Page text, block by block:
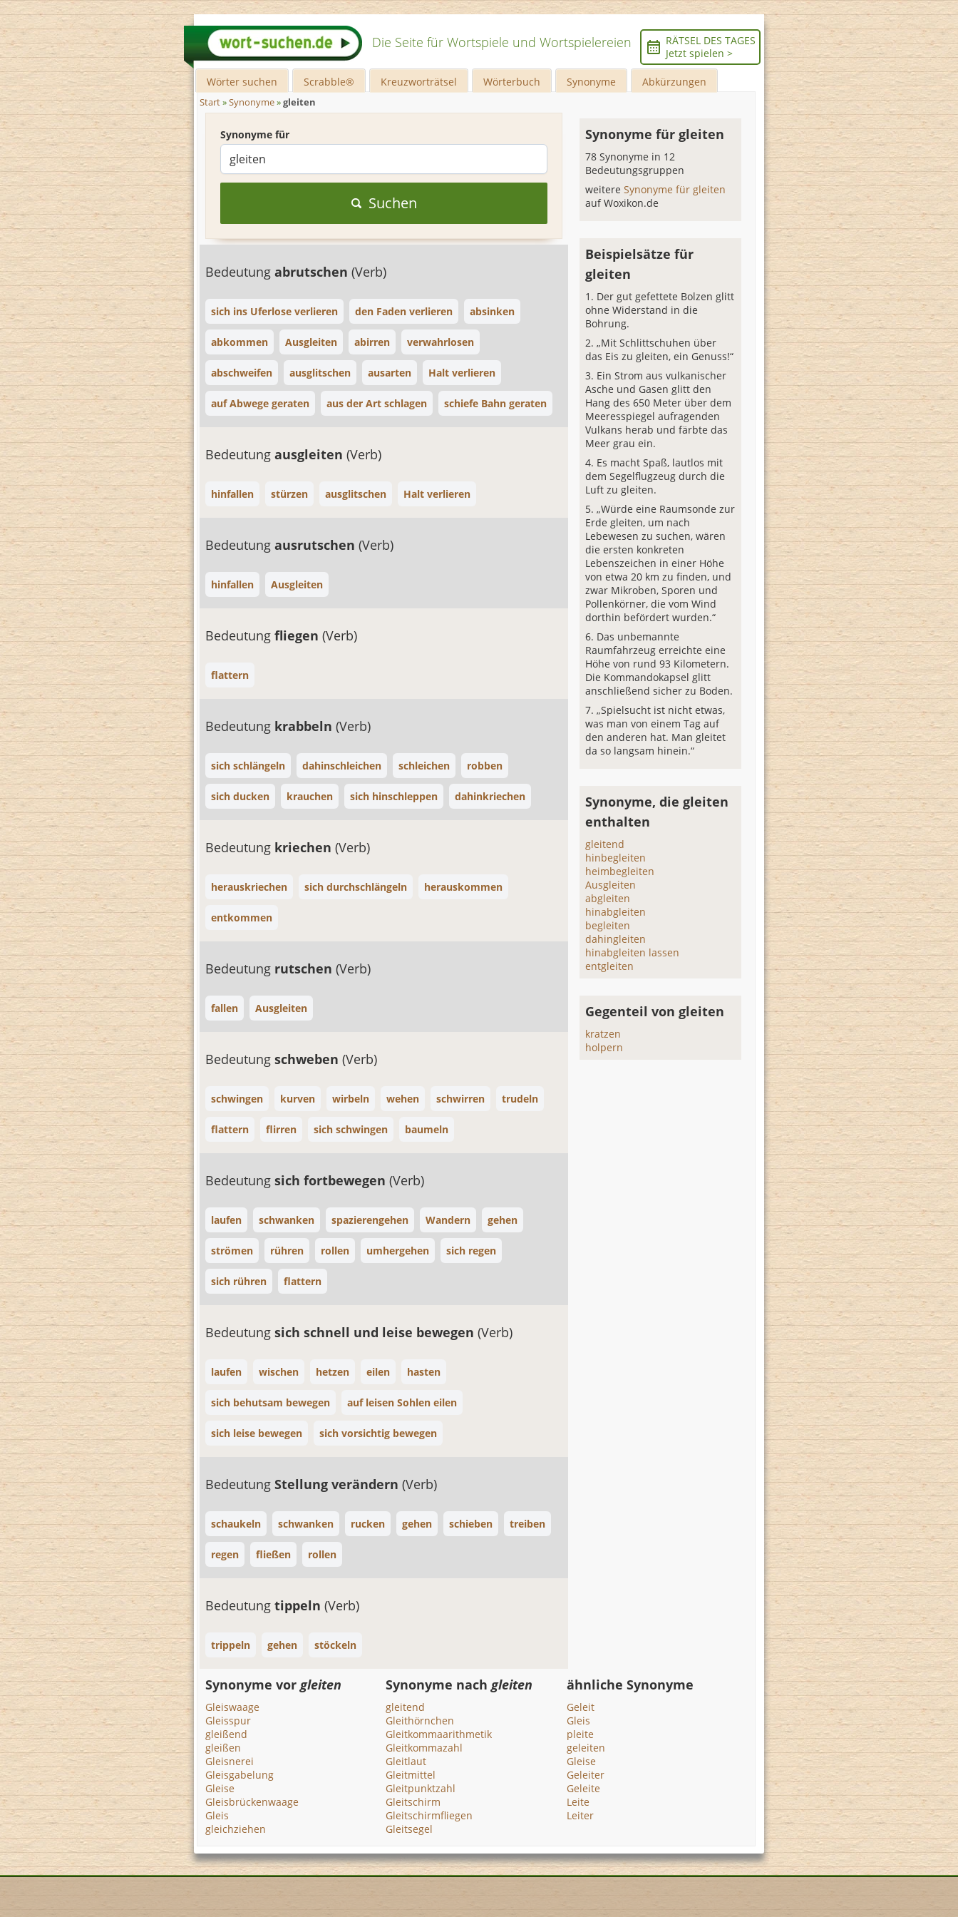
Die Seite für Wortspiele und Wortspielereien
RÄTSEL DES TAGES
Jetzt spielen >
Wörter suchen Scrabble® Kreuzworträtsel Wörterbuch Synonyme Abkürzungen
Start»Synonyme»gleiten
Synonyme für
Suchen
Bedeutung abrutschen (Verb)
sich ins Uferlose verlieren den Faden verlieren absinken
abkommen Ausgleiten abirren verwahrlosen
abschweifen ausglitschen ausarten Halt verlieren
auf Abwege geraten aus der Art schlagen schiefe Bahn geraten
Bedeutung ausgleiten (Verb)
hinfallen stürzen ausglitschen Halt verlieren
Bedeutung ausrutschen (Verb)
hinfallen Ausgleiten
Bedeutung fliegen (Verb)
flattern
Bedeutung krabbeln (Verb)
sich schlängeln dahinschleichen schleichen robben
sich ducken krauchen sich hinschleppen dahinkriechen
Bedeutung kriechen (Verb)
herauskriechen sich durchschlängeln herauskommen
entkommen
Bedeutung rutschen (Verb)
fallen Ausgleiten
Bedeutung schweben (Verb)
schwingen kurven wirbeln wehen schwirren trudeln
flattern flirren sich schwingen baumeln
Bedeutung sich fortbewegen (Verb)
laufen schwanken spazierengehen Wandern gehen
strömen rühren rollen umhergehen sich regen
sich rühren flattern
Bedeutung sich schnell und leise bewegen (Verb)
laufen wischen hetzen eilen hasten
sich behutsam bewegen auf leisen Sohlen eilen
sich leise bewegen sich vorsichtig bewegen
Bedeutung Stellung verändern (Verb)
schaukeln schwanken rucken gehen schieben treiben
regen fließen rollen
Bedeutung tippeln (Verb)
trippeln gehen stöckeln
Synonyme für gleiten
78 Synonyme in 12
Bedeutungsgruppen
weitereSynonyme für gleiten
auf Woxikon.de
Beispielsätze für
gleiten
Der gut gefettete Bolzen glitt
ohne Widerstand in die
Bohrung.
„Mit Schlittschuhen über
das Eis zu gleiten, ein Genuss!“
Ein Strom aus vulkanischer
Asche und Gasen glitt den
Hang des 650 Meter über dem
Meeresspiegel aufragenden
Vulkans herab und färbte das
Meer grau ein.
Es macht Spaß, lautlos mit
dem Segelflugzeug durch die
Luft zu gleiten.
„Würde eine Raumsonde zur
Erde gleiten, um nach
Lebewesen zu suchen, wären
die ersten konkreten
Lebenszeichen in einer Höhe
von etwa 20 km zu finden, und
zwar Mikroben, Sporen und
Pollenkörner, die vom Wind
dorthin befördert wurden.“
Das unbemannte
Raumfahrzeug erreichte eine
Höhe von rund 93 Kilometern.
Die Kommandokapsel glitt
anschließend sicher zu Boden.
„Spielsucht ist nicht etwas,
was man von einem Tag auf
den anderen hat. Man gleitet
da so langsam hinein.“
Synonyme, die gleiten
enthalten
gleitend
hinbegleiten
heimbegleiten
Ausgleiten
abgleiten
hinabgleiten
begleiten
dahingleiten
hinabgleiten lassen
entgleiten
Gegenteil von gleiten
kratzen
holpern
Synonyme vor gleiten
Gleiswaage
Gleisspur
gleißend
gleißen
Gleisnerei
Gleisgabelung
Gleise
Gleisbrückenwaage
Gleis
gleichziehen
Synonyme nachgleiten
gleitend
Gleithörnchen
Gleitkommaarithmetik
Gleitkommazahl
Gleitlaut
Gleitmittel
Gleitpunktzahl
Gleitschirm
Gleitschirmfliegen
Gleitsegel
ähnliche Synonyme
Geleit
Gleis
pleite
geleiten
Gleise
Geleiter
Geleite
Leite
Leiter